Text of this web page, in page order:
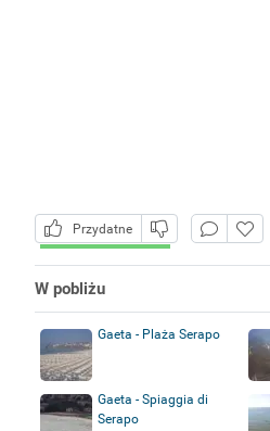
Przydatne
W pobliżu
Gaeta - Plaża Serapo
Gaeta - Spiaggia di
Serapo